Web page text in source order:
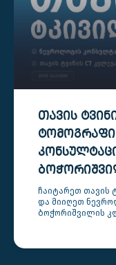
ᲗᲐᲕᲘᲡ
ჩაიტარეთ თავის
და მიიღეთ
ბოჭორიშვილის